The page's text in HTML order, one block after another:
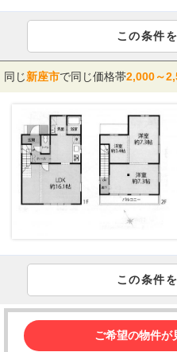
この条件
同じ新座市で同じ価格帯2,000～
この条件
ご希望の物件が